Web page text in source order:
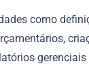
como